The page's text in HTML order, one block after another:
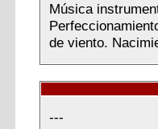
Música
de viento.
---